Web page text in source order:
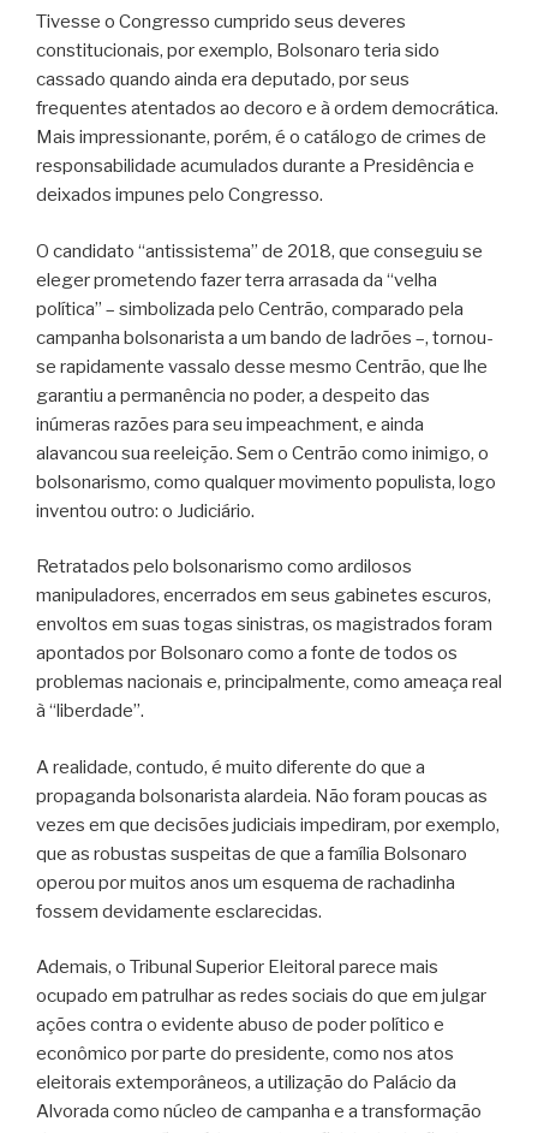
Tivesse o Congresso cumprido seus deveres
constitucionais, por exemplo, Bolsonaro teria sido
cassado quando ainda era deputado, por seus
frequentes atentados ao decoro e à ordem democrática.
Mais impressionante, porém, é o catálogo de crimes de
responsabilidade acumulados durante a Presidência e
deixados impunes pelo Congresso.
O candidato “antissistema” de 2018, que conseguiu se
eleger prometendo fazer terra arrasada da “velha
política” – simbolizada pelo Centrão, comparado pela
campanha bolsonarista a um bando de ladrões –, tornou-
se rapidamente vassalo desse mesmo Centrão, que lhe
garantiu a permanência no poder, a despeito das
inúmeras razões para seu impeachment, e ainda
alavancou sua reeleição. Sem o Centrão como inimigo, o
bolsonarismo, como qualquer movimento populista, logo
inventou outro: o Judiciário.
Retratados pelo bolsonarismo como ardilosos
manipuladores, encerrados em seus gabinetes escuros,
envoltos em suas togas sinistras, os magistrados foram
apontados por Bolsonaro como a fonte de todos os
problemas nacionais e, principalmente, como ameaça real
à “liberdade”.
A realidade, contudo, é muito diferente do que a
propaganda bolsonarista alardeia. Não foram poucas as
vezes em que decisões judiciais impediram, por exemplo,
que as robustas suspeitas de que a família Bolsonaro
operou por muitos anos um esquema de rachadinha
fossem devidamente esclarecidas.
Ademais, o Tribunal Superior Eleitoral parece mais
ocupado em patrulhar as redes sociais do que em julgar
ações contra o evidente abuso de poder político e
econômico por parte do presidente, como nos atos
eleitorais extemporâneos, a utilização do Palácio da
Alvorada como núcleo de campanha e a transformação